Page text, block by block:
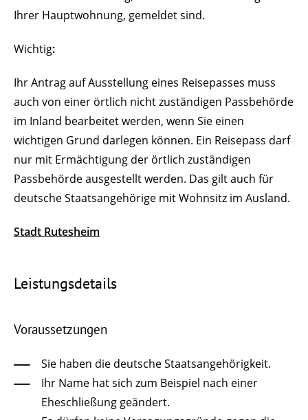
Ihrer Hauptwohnung, gemeldet sind.
Wichtig:
Ihr Antrag auf Ausstellung eines Reisepasses muss
auch von einer örtlich nicht zuständigen Passbehörde
im Inland bearbeitet werden, wenn Sie einen
wichtigen Grund darlegen können. Ein Reisepass darf
nur mit Ermächtigung der örtlich zuständigen
Passbehörde ausgestellt werden. Das gilt auch für
deutsche Staatsangehörige mit Wohnsitz im Ausland.
Stadt Rutesheim
Leistungsdetails
Voraussetzungen
Sie haben die deutsche Staatsangehörigkeit.
Ihr Name hat sich zum Beispiel nach einer
Eheschließung geändert.